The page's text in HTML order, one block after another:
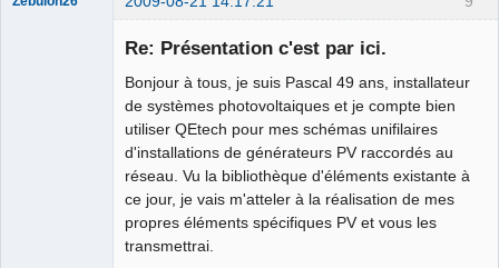
Re: Présentation c'est par ici.
Bonjour à tous, je suis Pascal 49 ans, installateur
de systèmes photovoltaiques et je compte bien
utiliser QEtech pour mes schémas unifilaires
d'installations de générateurs PV raccordés au
réseau. Vu la bibliothèque d'éléments existante à
ce jour, je vais m'atteler à la réalisation de mes
propres éléments spécifiques PV et vous les
transmettrai.